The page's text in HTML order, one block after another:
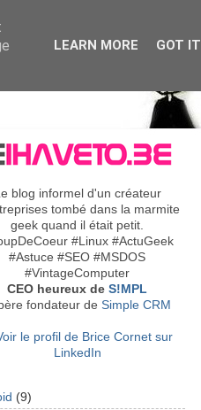
Le blog informel d'un créateur
tombé dans la marmite
geek quand il était petit.
#Linux #ActuGeek
#Astuce #SEO #MSDOS
#VintageComputer
CEO heureux de S!MPL
fondateur de Simple CRM
(9)
LEARN MORE GOT IT